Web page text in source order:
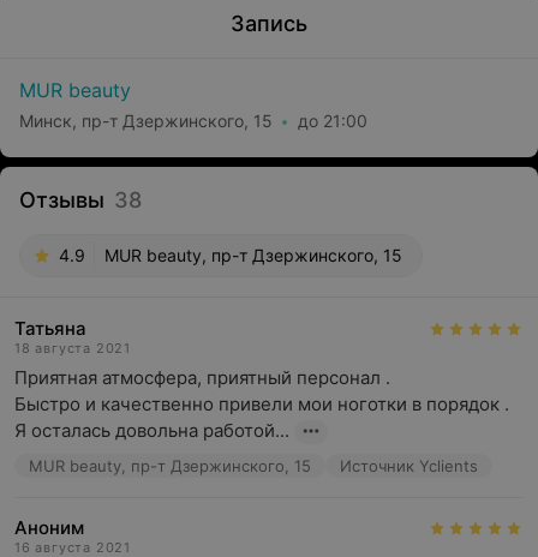
Запись
MUR beauty
Минск, пр-т Дзержинского, 15 до 21:00
Отзывы 38
4.9 MUR beauty, пр-т Дзержинского, 15
Татьяна
18 августа 2021
Приятная атмосфера, приятный персонал .
Быстро и качественно привели мои ноготки в порядок .
Я осталась довольна работой...
MUR beauty, пр-т Дзержинского, 15 Источник Yclients
Аноним
16 августа 2021